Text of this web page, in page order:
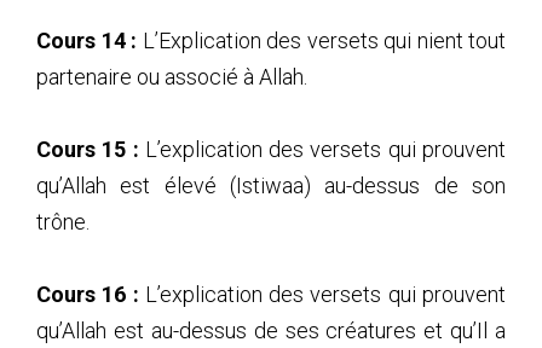
Cours 14 : L’Explication des versets qui nient tout
partenaire ou associé à Allah.
Cours 15 : L’explication des versets qui prouvent
qu’Allah est élevé (Istiwaa) au-dessus de son
trône.
Cours 16 : L’explication des versets qui prouvent
qu’Allah est au-dessus de ses créatures et qu’Il a